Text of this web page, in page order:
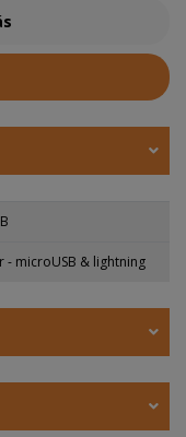
- microUSB & lightning